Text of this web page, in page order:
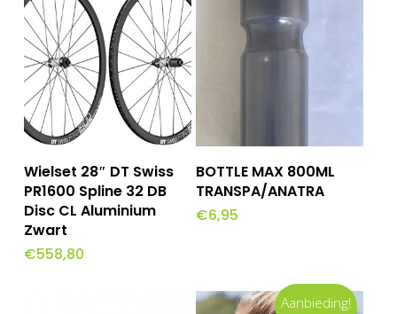
Toevoegen Aan
Winkelwagen
Wielset 28″ DT Swiss
PR1600 Spline 32 DB
Disc CL Aluminium
Zwart
€558,80
Toevoegen Aan
Winkelwagen
BOTTLE MAX 800ML
TRANSPA/ANATRA
€6,95
Aanbieding!